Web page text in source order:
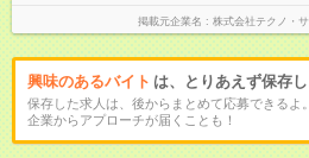
掲載元企業名 株式会社テクノ・
興味のあるバイト は、とりあえず保存
保存した求人は、後からまとめて応募できるよ。
企業からアプローチが届くことも！